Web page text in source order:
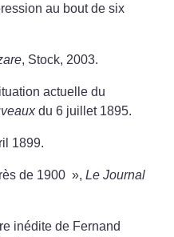
au bout de six
, Stock, 2003.
actuelle du
du 6 juillet 1895.
1899.
de 1900 »,Le Journal
inédite de Fernand